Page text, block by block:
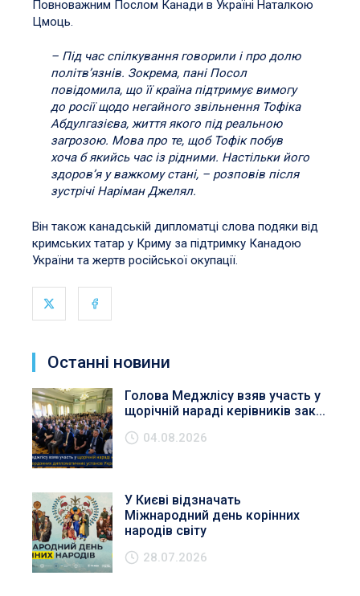
Повноважним Послом Канади в Україні Наталкою
Цмоць.
– Під час спілкування говорили і про долю
політвʼязнів. Зокрема, пані Посол
повідомила, що її країна підтримує вимогу
до росії щодо негайного звільнення Тофіка
Абдулгазієва, життя якого під реальною
загрозою. Мова про те, щоб Тофік побув
хоча б якийсь час із рідними. Настільки його
здоровʼя у важкому стані, – розповів після
зустрічі Наріман Джелял.
Він також канадській дипломатці слова подяки від
кримських татар у Криму за підтримку Канадою
України та жертв російської окупації.
Останні новини
Голова Меджлісу взяв участь у
щорічній нараді керівників зак...
04.08.2026
У Києві відзначать
Міжнародний день корінних
народів світу
28.07.2026